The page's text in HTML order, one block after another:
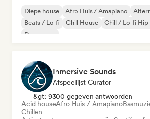
Diepe house Afro Huis / Amapiano
Beats / Lo-fi
Chill House Chill / Lo-fi
Droompop
Inmersive Sounds
Afspeellijst Curator
&gt; 9300 gegeven antwoorden
Acid houseAfro Huis / Amapiano
Chillen